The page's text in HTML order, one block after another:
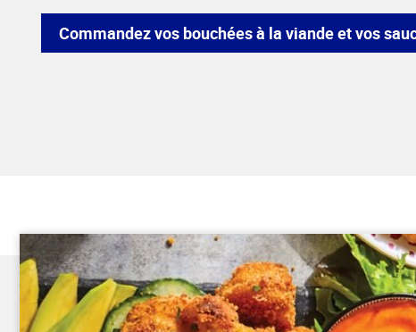
Commandez vos bouchées à la viande et vos